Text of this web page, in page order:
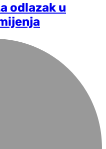
odlazak u